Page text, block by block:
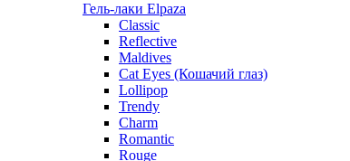
Гель-лаки Elpaza
Classic
Reflective
Maldives
Cat Eyes (Кошачий глаз)
Lollipop
Trendy
Charm
Romantic
Rouge